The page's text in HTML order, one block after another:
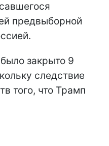
предвыборной
закрыто 9
следствие
того, что Трамп